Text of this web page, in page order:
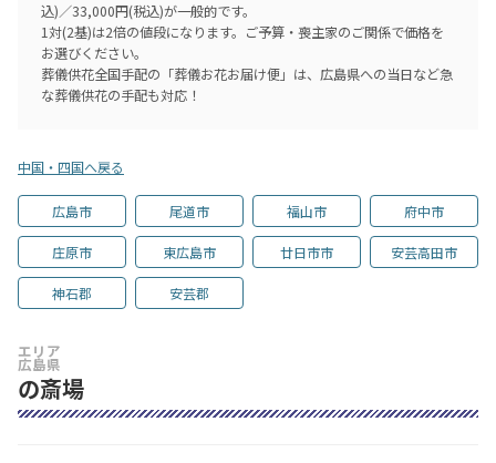
込)／33,000円(税込)が一般的です。
1対(2基)は2倍の値段になります。ご予算・喪主家のご関係で価格を
お選びください。
葬儀供花全国手配の「葬儀お花お届け便」は、広島県への当日など急
な葬儀供花の手配も対応！
中国・四国へ戻る
広島市 尾道市 福山市 府中市
庄原市 東広島市 廿日市市 安芸高田市
神石郡 安芸郡
エリア
広島県
の斎場